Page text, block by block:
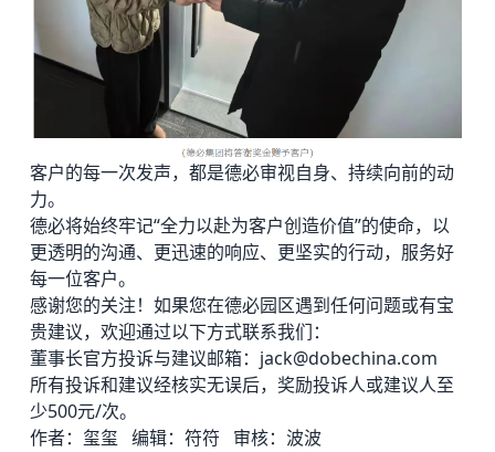
客户的每一次发声，都是德必审视自身、持续向前的动
力。
德必将始终牢记“全力以赴为客户创造价值”的使命，以
更透明的沟通、更迅速的响应、更坚实的行动，服务好
每一位客户。
感谢您的关注！如果您在德必园区遇到任何问题或有宝
贵建议，欢迎通过以下方式联系我们：
董事长官方投诉与建议邮箱：jack@dobechina.com
所有投诉和建议经核实无误后，奖励投诉人或建议人至
少500元/次。
作者：玺玺 编辑：符符 审核：波波